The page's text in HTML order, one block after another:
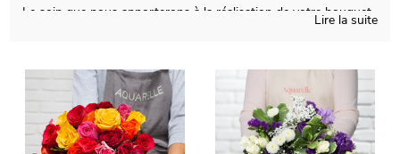
Le soin que nous apporterons à la réalisation de votre bouquet
photographie de votre bouquet après sa confection. Cette
photographie vous est ensuite envoyée afin que vous puissiez
visualiser votre composition florale. L’envoi sera ensuite lancé.
Rendez votre présent plus personnel encore en joignant
gratuitement un message personnalisé, ou une photo imprimée.
Lire la suite